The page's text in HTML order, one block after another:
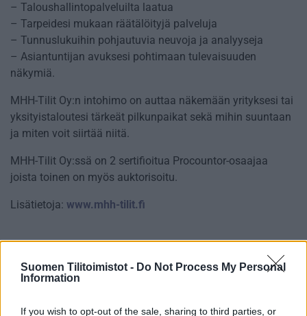
Suomen Tilitoimistot - Do Not Process My Personal
Information
If you wish to opt-out of the sale, sharing to third parties, or
– Taloushallintopalveluilta laatua
– Tarpeidesi mukaan räätälöityjä palveluja
– Tunnuslukuihin pohjautuvia neuvoja ja analyyseja
– Asiantuntijan avuksesi pohtimaan tulevaisuuden
näkymiä.
MHH-Tilit Oy:n intohimo on auttaa näkemään yrityksesi tai
yksityistaloutesi tärkeät pilkunpaikat sekä mihin suuntaan
ja miten voit siirtää niitä.
MHH-Tilit Oy:ssä on 2 sertifioitua Procountor-osaajaa
joista toinen on myös auktorisoitu.
Lisätietoja: www.mhh-tilit.fi
Palvelukielet